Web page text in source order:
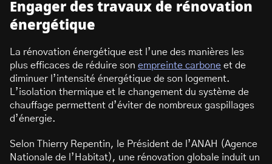
Engager des travaux de rénovation
énergétique
La rénovation énergétique est l’une des manières les
plus efficaces de réduire son empreinte carbone et de
diminuer l’intensité énergétique de son logement.
L’isolation thermique et le changement du système de
chauffage permettent d’éviter de nombreux gaspillages
d’énergie.
Selon Thierry Repentin, le Président de l’ANAH (Agence
Nationale de l’Habitat), une rénovation globale induit un